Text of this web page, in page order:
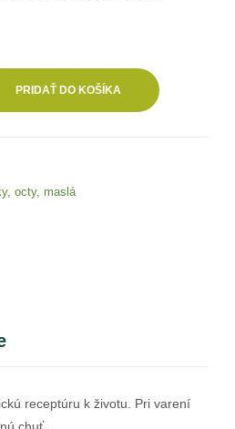
PRIDAŤ DO KOŠÍKA
octy, maslá
receptúru k životu. Pri varení